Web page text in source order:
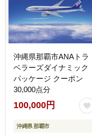
沖縄県那覇市ANAトラ
ベラーズダイナミック
パッケージ クーポン
30,000点分
100,000円
沖縄県 那覇市